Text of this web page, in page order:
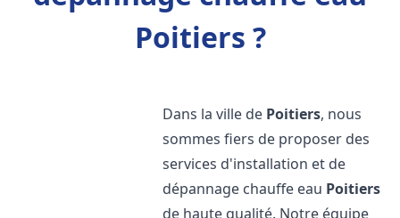
Poitiers ?
Dans la ville de Poitiers, nous
sommes fiers de proposer des
services d'installation et de
dépannage chauffe eau Poitiers
de haute qualité. Notre équipe